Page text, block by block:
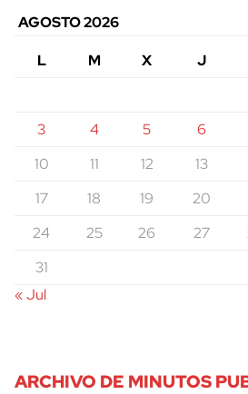
AGOSTO 2026
L
M X J
3
4 5 6
10
11 12 13
17
18 19 20
24
25 26 27
31
« Jul
ARCHIVO DE MINUTOS